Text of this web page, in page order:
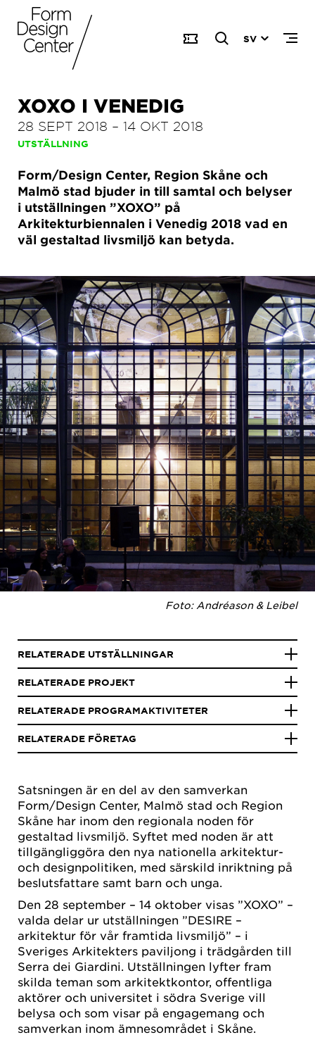
SV
XOXO I VENEDIG
28 SEPT 2018 – 14 OKT 2018
UTSTÄLLNING
Form/Design Center, Region Skåne och
Malmö stad bjuder in till samtal och belyser
i utställningen ”XOXO” på
Arkitekturbiennalen i Venedig 2018 vad en
väl gestaltad livsmiljö kan betyda.
Foto: Andréason & Leibel
Satsningen är en del av den samverkan
Form/Design Center, Malmö stad och Region
Skåne har inom den regionala noden för
gestaltad livsmiljö. Syftet med noden är att
tillgängliggöra den nya nationella arkitektur-
och designpolitiken, med särskild inriktning på
beslutsfattare samt barn och unga.
Den 28 september – 14 oktober visas ”XOXO” –
valda delar ur utställningen ”DESIRE –
arkitektur för vår framtida livsmiljö” – i
Sveriges Arkitekters paviljong i trädgården till
Serra dei Giardini. Utställningen lyfter fram
skilda teman som arkitektkontor, offentliga
aktörer och universitet i södra Sverige vill
belysa och som visar på engagemang och
samverkan inom ämnesområdet i Skåne.
RELATERADE UTSTÄLLNINGAR
RELATERADE PROJEKT
RELATERADE PROGRAMAKTIVITETER
RELATERADE FÖRETAG